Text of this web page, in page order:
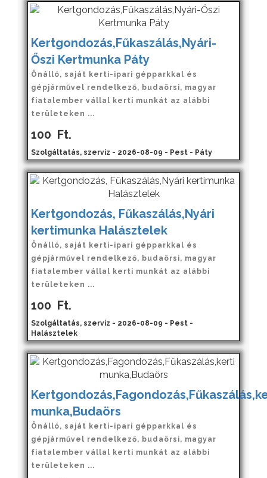
Kertgondozás,Fűkaszálás,Nyári-
Őszi Kertmunka Páty
Önálló, saját kerti-ipari gépparkkal és
gépjárművel rendelkező, budaörsi, magyar
fiatalember vállal kerti munkát az alábbi
területeken ...
100 Ft.
Szolgáltatás, szervíz - 2026-08-09 - Pest - Páty
Kertgondozás, Fűkaszálás,Nyári
kertimunka Halásztelek
Önálló, saját kerti-ipari gépparkkal és
gépjárművel rendelkező, budaörsi, magyar
fiatalember vállal kerti munkát az alábbi
területeken ...
100 Ft.
Szolgáltatás, szervíz - 2026-08-09 - Pest -
Halásztelek
munka,Budaörs
Önálló, saját kerti-ipari gépparkkal és
gépjárművel rendelkező, budaörsi, magyar
fiatalember vállal kerti munkát az alábbi
területeken ...